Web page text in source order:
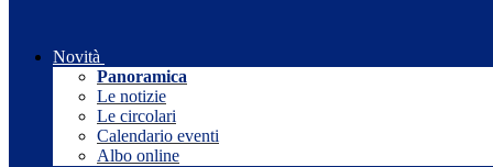
Novità
Panoramica
Le notizie
Le circolari
Calendario eventi
Albo online